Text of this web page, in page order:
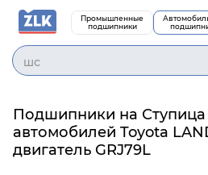
Промышленные
подшипники
Подшипники на
автомобилей Toyota
двигатель GRJ79L